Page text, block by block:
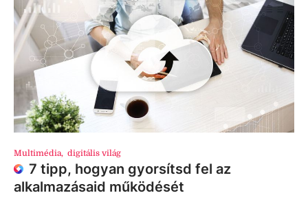
Multimédia, digitális világ
7 tipp, hogyan gyorsítsd fel az
alkalmazásaid működését